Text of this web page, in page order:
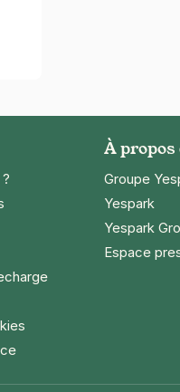
À propos
Groupe
Yespark
Yespark
Espace